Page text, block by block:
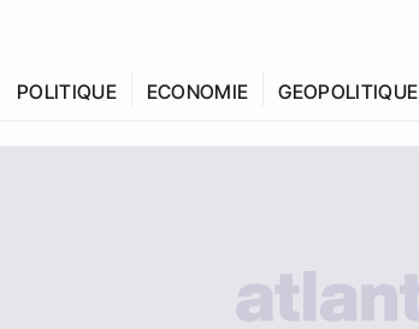
POLITIQUE ECONOMIE GEOPOLITIQUE